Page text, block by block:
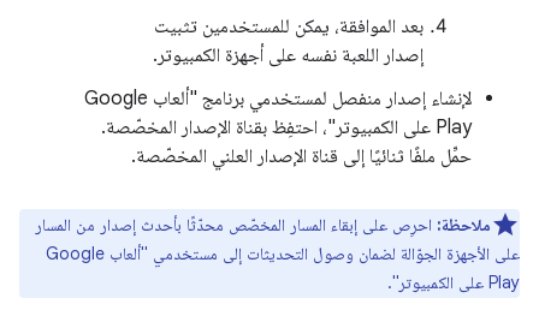
بعد الموافقة، يمكن للمستخدمين تثبيت
إصدار اللعبة نفسه على أجهزة الكمبيوتر.
لإنشاء إصدار منفصل لمستخدمي برنامج "ألعاب Google
Play على الكمبيوتر"، احتفِظ بقناة الإصدار المخصّصة.
حمِّل ملفًا ثنائيًا إلى قناة الإصدار العلني المخصّصة.
ملاحظة: احرِص على إبقاء المسار المخصّص محدّثًا بأحدث إصدار من المسار
على الأجهزة الجوّالة لضمان وصول التحديثات إلى مستخدمي "ألعاب Google
Play على الكمبيوتر".